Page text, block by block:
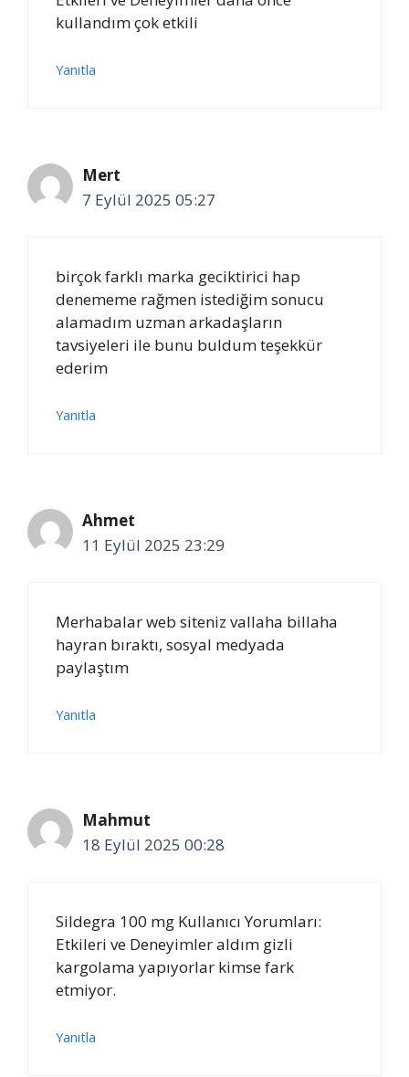
kullandım çok etkili
Yanıtla
Mert
7 Eylül 2025 05:27
birçok farklı marka geciktirici hap
denememe rağmen istediğim sonucu
alamadım uzman arkadaşların
tavsiyeleri ile bunu buldum teşekkür
ederim
Yanıtla
Ahmet
11 Eylül 2025 23:29
Merhabalar web siteniz vallaha billaha
hayran bıraktı, sosyal medyada
paylaştım
Yanıtla
Mahmut
18 Eylül 2025 00:28
Sildegra 100 mg Kullanıcı Yorumları:
Etkileri ve Deneyimler aldım gizli
kargolama yapıyorlar kimse fark
etmiyor.
Yanıtla